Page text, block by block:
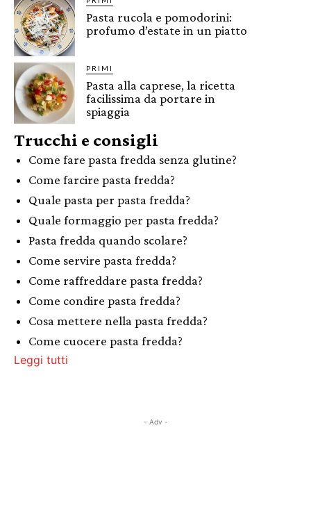
Pasta rucola e pomodorini:
profumo d’estate in un piatto
PRIMI
Pasta alla caprese, la ricetta
facilissima da portare in
spiaggia
Trucchi e consigli
Come fare pasta fredda senza glutine?
Come farcire pasta fredda?
Quale pasta per pasta fredda?
Quale formaggio per pasta fredda?
Pasta fredda quando scolare?
Come servire pasta fredda?
Come raffreddare pasta fredda?
Come condire pasta fredda?
Cosa mettere nella pasta fredda?
Come cuocere pasta fredda?
Leggi tutti
- Adv -